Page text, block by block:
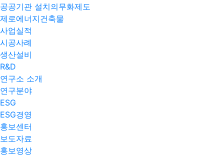
공공기관 설치의무화제도
제로에너지건축물
사업실적
시공사례
생산설비
R&D
연구소 소개
연구분야
ESG
ESG경영
홍보센터
보도자료
홍보영상